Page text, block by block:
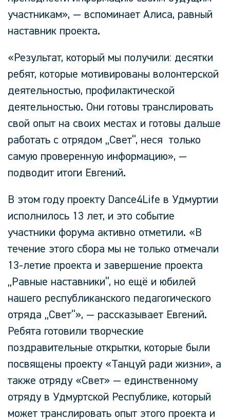
участникам», — вспоминает Алиса, равный
наставник проекта.
«Результат, который мы получили: десятки
ребят, которые мотивированы волонтерской
деятельностью, профилактической
деятельностью. Они готовы транслировать
свой опыт на своих местах и готовы дальше
работать с отрядом „Свет“, неся только
самую проверенную информацию», —
подводит итоги Евгений.
В этом году проекту Dance4Life в Удмуртии
исполнилось 13 лет, и это событие
участники форума активно отметили. «В
течение этого сбора мы не только отмечали
13-летие проекта и завершение проекта
„Равные наставники“, но ещё и юбилей
нашего республиканского педагогического
отряда „Свет“», — рассказывает Евгений.
Ребята готовили творческие
поздравительные открытки, которые были
посвящены проекту «Танцуй ради жизни», а
также отряду «Свет» — единственному
отряду в Удмуртской Республике, который
может транслировать опыт этого проекта и